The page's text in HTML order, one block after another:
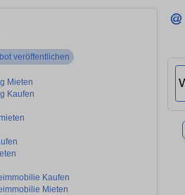
veröffentlichen
Mieten
Kaufen
Kaufen
Mieten